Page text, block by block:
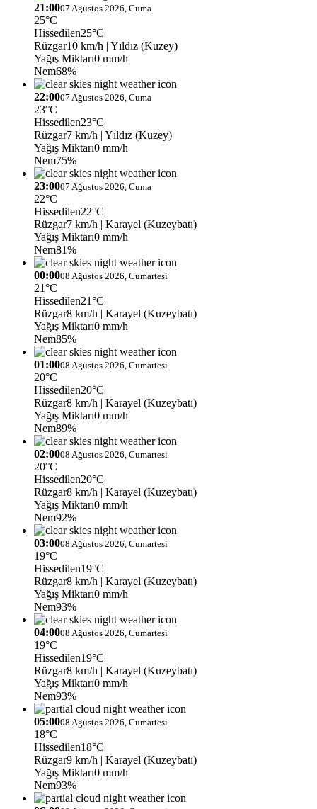
21:0007 Ağustos 2026, Cuma
25°C
Hissedilen25°C
Rüzgar10 km/h | Yıldız (Kuzey)
Yağış Miktarı0 mm/h
Nem68%
22:0007 Ağustos 2026, Cuma
23°C
Hissedilen23°C
Rüzgar7 km/h | Yıldız (Kuzey)
Yağış Miktarı0 mm/h
Nem75%
23:0007 Ağustos 2026, Cuma
22°C
Hissedilen22°C
Rüzgar7 km/h | Karayel (Kuzeybatı)
Yağış Miktarı0 mm/h
Nem81%
00:0008 Ağustos 2026, Cumartesi
21°C
Hissedilen21°C
Rüzgar8 km/h | Karayel (Kuzeybatı)
Yağış Miktarı0 mm/h
Nem85%
01:0008 Ağustos 2026, Cumartesi
20°C
Hissedilen20°C
Rüzgar8 km/h | Karayel (Kuzeybatı)
Yağış Miktarı0 mm/h
Nem89%
02:0008 Ağustos 2026, Cumartesi
20°C
Hissedilen20°C
Rüzgar8 km/h | Karayel (Kuzeybatı)
Yağış Miktarı0 mm/h
Nem92%
03:0008 Ağustos 2026, Cumartesi
19°C
Hissedilen19°C
Rüzgar8 km/h | Karayel (Kuzeybatı)
Yağış Miktarı0 mm/h
Nem93%
04:0008 Ağustos 2026, Cumartesi
19°C
Hissedilen19°C
Rüzgar8 km/h | Karayel (Kuzeybatı)
Yağış Miktarı0 mm/h
Nem93%
05:0008 Ağustos 2026, Cumartesi
18°C
Hissedilen18°C
Rüzgar9 km/h | Karayel (Kuzeybatı)
Yağış Miktarı0 mm/h
Nem93%